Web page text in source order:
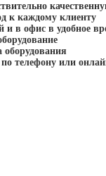
к каждому клиенту
и в офис в удобное
оборудования
телефону или